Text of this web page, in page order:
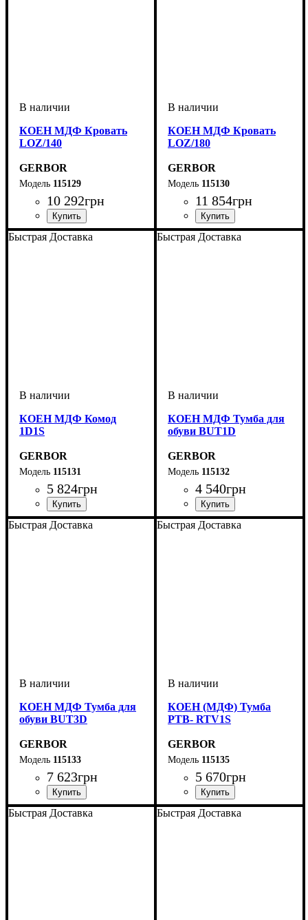
КОЕН МДФ Кровать
LOZ/140
GERBOR
115129
10 292грн
ширина, мм: 1450
высота, мм: 420,5-750,5
глубина, мм: 205,5
КОЕН МДФ Кровать
LOZ/180
GERBOR
115130
11 854грн
ширина, мм: 1850
высота, мм: 420,5-750,5
глубина, мм: 205,5
Быстрая Доставка
КОЕН МДФ Комод
1D1S
GERBOR
115131
5 824грн
ширина, мм: 580,5
высота, мм: 930,5
глубина, мм: 350
Быстрая Доставка
КОЕН МДФ Тумба для
обуви BUT1D
GERBOR
115132
4 540грн
ширина, мм: 700,5
высота, мм: 490
глубина, мм: 350
Быстрая Доставка
КОЕН МДФ Тумба для
обуви BUT3D
GERBOR
115133
7 623грн
ширина, мм: 700,5
высота, мм: 1215
глубина, мм: 170,5
Быстрая Доставка
КОЕН (МДФ) Тумба
РТВ- RTV1S
GERBOR
115135
5 670грн
ширина, мм: 1003,5
высота, мм: 440,5
глубина, мм: 560,5
Быстрая Доставка Быстрая Доставка